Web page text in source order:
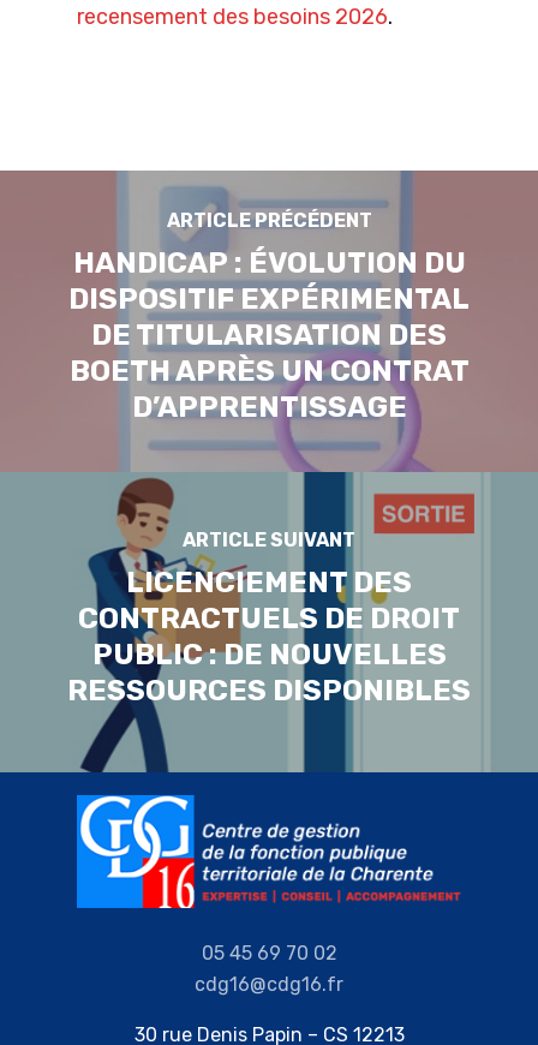
recensement des besoins 2026.
ARTICLE PRÉCÉDENT
HANDICAP : ÉVOLUTION DU
DISPOSITIF EXPÉRIMENTAL
DE TITULARISATION DES
BOETH APRÈS UN CONTRAT
D’APPRENTISSAGE
ARTICLE SUIVANT
LICENCIEMENT DES
CONTRACTUELS DE DROIT
PUBLIC : DE NOUVELLES
RESSOURCES DISPONIBLES
05 45 69 70 02
cdg16@cdg16.fr
30 rue Denis Papin – CS 12213